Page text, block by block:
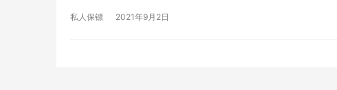
私人保镖 2021年9月2日